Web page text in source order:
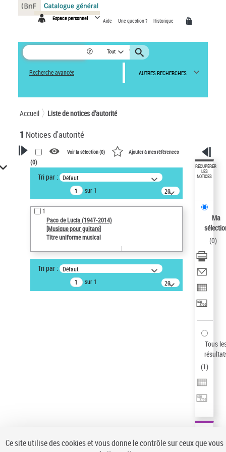
Espace personnel Aide Une question ? Historique
Tout
Recherche avancée AUTRES RECHERCHES
Accueil Liste de notices d’autorité
1 Notices d'autorité
VOTRE RECHERCHE
Recherche avancée dans les
notices d’autorité
Œuvres liées à l'auteur :
Paco de Lucía (1947-2014)
Type de notice d'autorité
Pays
ne s'applique pas
Voir la sélection (0) Ajouter à mes références
(0)
Tri par : Défaut
sur 1
20
résultats/page
1
Paco de Lucía (1947-2014)
[Musique pour guitare]
Titre uniforme musical
Tri par : Défaut
sur 1
20
résultats/page
RÉCUPÉRER
LES
NOTICES
Ma
(0)
Tous
(1)
Panneau de gestion des cookies
Ce site utilise des cookies et vous donne le contrôle sur ceux que vous